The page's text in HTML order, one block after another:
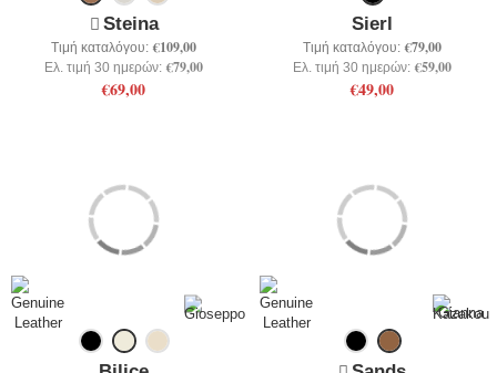
Steina
Τιμή καταλόγου: €109,00
Ελ. τιμή 30 ημερών: €79,00
€69,00
Sierl
Τιμή καταλόγου: €79,00
Ελ. τιμή 30 ημερών: €59,00
€49,00